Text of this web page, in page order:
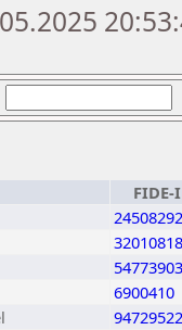
FIDE-
24508292
32010818
54773903
6900410
94729522